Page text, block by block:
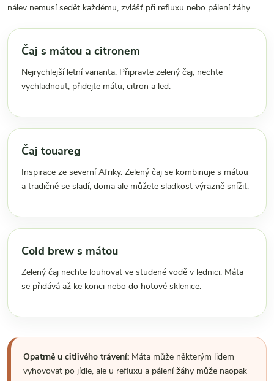
nálev nemusí sedět každému, zvlášť při refluxu nebo pálení žáhy.
Čaj s mátou a citronem
Nejrychlejší letní varianta. Připravte zelený čaj, nechte
vychladnout, přidejte mátu, citron a led.
Čaj touareg
Inspirace ze severní Afriky. Zelený čaj se kombinuje s mátou
a tradičně se sladí, doma ale můžete sladkost výrazně snížit.
Cold brew s mátou
Zelený čaj nechte louhovat ve studené vodě v lednici. Máta
se přidává až ke konci nebo do hotové sklenice.
Opatrně u citlivého trávení: Máta může některým lidem
vyhovovat po jídle, ale u refluxu a pálení žáhy může naopak